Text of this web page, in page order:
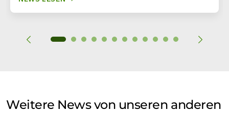
Weitere News von unseren anderen